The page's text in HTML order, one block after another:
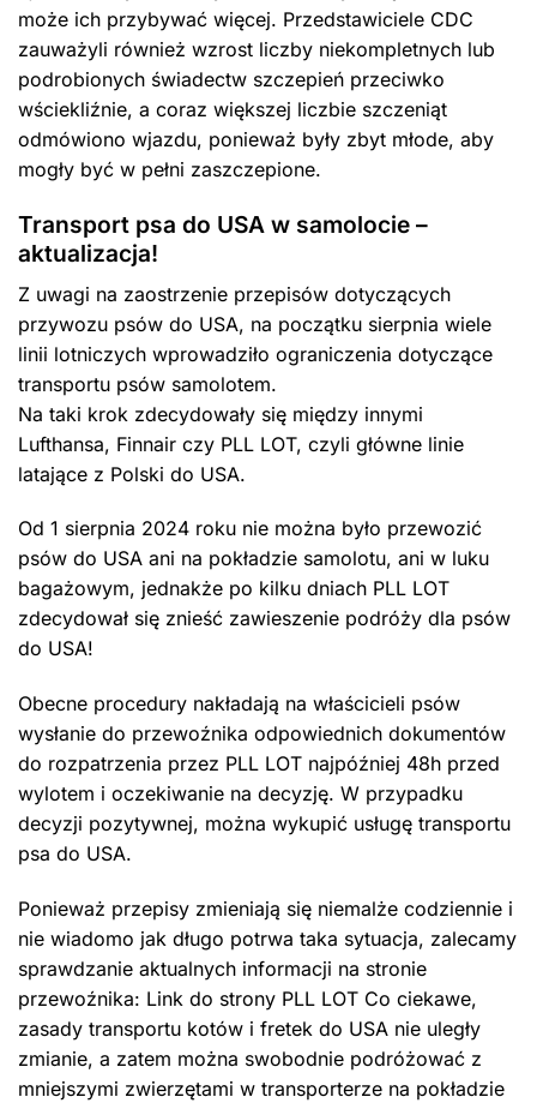
może ich przybywać więcej. Przedstawiciele CDC
zauważyli również wzrost liczby niekompletnych lub
podrobionych świadectw szczepień przeciwko
wściekliźnie, a coraz większej liczbie szczeniąt
odmówiono wjazdu, ponieważ były zbyt młode, aby
mogły być w pełni zaszczepione.
Transport psa do USA w samolocie –
aktualizacja!
Z uwagi na zaostrzenie przepisów dotyczących
przywozu psów do USA, na początku sierpnia wiele
linii lotniczych wprowadziło ograniczenia dotyczące
transportu psów samolotem.
Na taki krok zdecydowały się między innymi
Lufthansa, Finnair czy PLL LOT, czyli główne linie
latające z Polski do USA.
Od 1 sierpnia 2024 roku nie można było przewozić
psów do USA ani na pokładzie samolotu, ani w luku
bagażowym, jednakże po kilku dniach PLL LOT
zdecydował się znieść zawieszenie podróży dla psów
do USA!
Obecne procedury nakładają na właścicieli psów
wysłanie do przewoźnika odpowiednich dokumentów
do rozpatrzenia przez PLL LOT najpóźniej 48h przed
wylotem i oczekiwanie na decyzję. W przypadku
decyzji pozytywnej, można wykupić usługę transportu
psa do USA.
Ponieważ przepisy zmieniają się niemalże codziennie i
nie wiadomo jak długo potrwa taka sytuacja, zalecamy
sprawdzanie aktualnych informacji na stronie
przewoźnika: Link do strony PLL LOT Co ciekawe,
zasady transportu kotów i fretek do USA nie uległy
zmianie, a zatem można swobodnie podróżować z
mniejszymi zwierzętami w transporterze na pokładzie